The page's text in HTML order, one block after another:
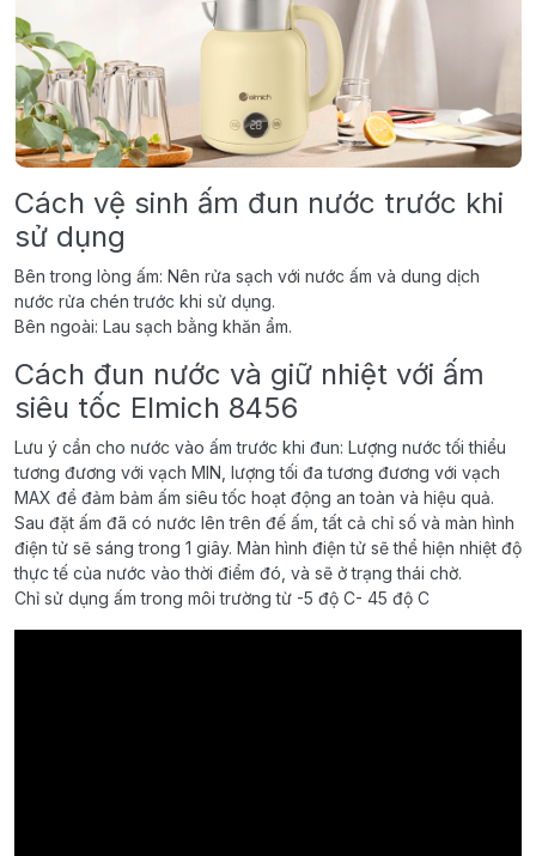
Cách vệ sinh ấm đun nước trước khi
sử dụng
Bên trong lòng ấm: Nên rửa sạch với nước ấm và dung dịch
nước rửa chén trước khi sử dụng.
Bên ngoài: Lau sạch bằng khăn ẩm.
Cách đun nước và giữ nhiệt với ấm
siêu tốc Elmich 8456
Lưu ý cần cho nước vào ấm trước khi đun: Lượng nước tối thiểu
tương đương với vạch MIN, lượng tối đa tương đương với vạch
MAX để đảm bảm ấm siêu tốc hoạt động an toàn và hiệu quả.
Sau đặt ấm đã có nước lên trên đế ấm, tất cả chỉ số và màn hình
điện tử sẽ sáng trong 1 giây. Màn hình điện tử sẽ thể hiện nhiệt độ
thực tế của nước vào thời điểm đó, và sẽ ở trạng thái chờ.
Chỉ sử dụng ấm trong môi trường từ -5 độ C- 45 độ C